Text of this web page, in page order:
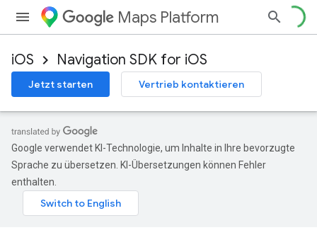
Maps Platform
iOS Navigation SDK for iOS
Jetzt starten Vertrieb kontaktieren
Google verwendet KI-Technologie, um Inhalte in Ihre bevorzugte
Sprache zu übersetzen. KI-Übersetzungen können Fehler
enthalten.